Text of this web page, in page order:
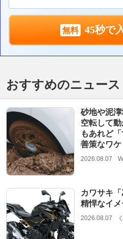
45秒で
おすすめのニュース
砂地や泥
空転して
もあれど
善策なワケ
2026.08.07
カワサキ
精悍なイ
2026.08.07